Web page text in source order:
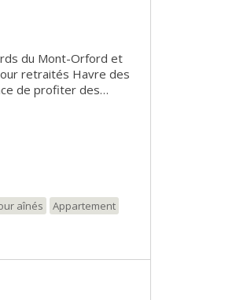
du Mont-Orford et
retraités Havre des
de profiter des
d’admirer la vue
terrasse sur le
choix vous offrent un
aînés Appartement